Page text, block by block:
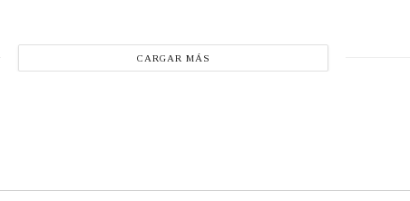
CARGAR MÁS